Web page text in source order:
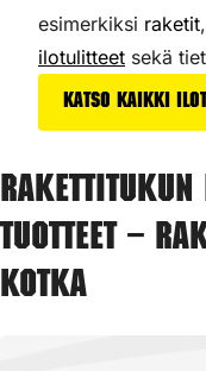
esimerkiksi raketit,
ilotulitteet sekä
Katso kaikki
Rakettitukun
tuotteet –
Kotka